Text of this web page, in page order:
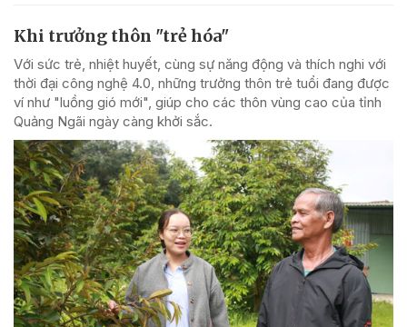
Khi trưởng thôn "trẻ hóa"
Với sức trẻ, nhiệt huyết, cùng sự năng động và thích nghi với
thời đại công nghệ 4.0, những trưởng thôn trẻ tuổi đang được
ví như "luồng gió mới", giúp cho các thôn vùng cao của tỉnh
Quảng Ngãi ngày càng khởi sắc.